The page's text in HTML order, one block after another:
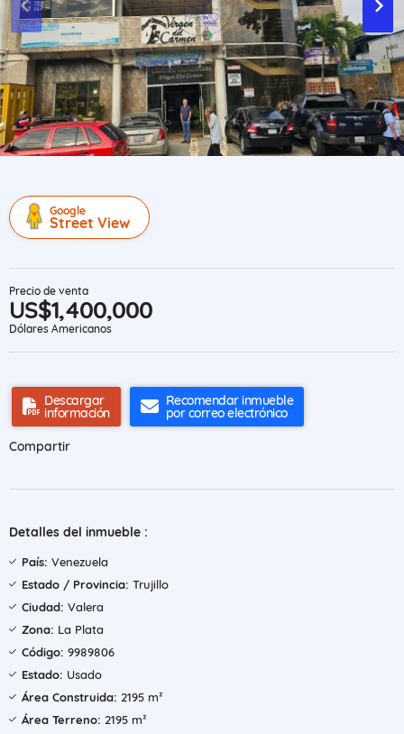
Google
Street View
Precio de venta
US$1,400,000
Dólares Americanos
Descargar
información
Recomendar inmueble
por correo electrónico
Compartir
Detalles del inmueble :
País: Venezuela
Estado / Provincia: Trujillo
Ciudad: Valera
Zona: La Plata
Código: 9989806
Estado: Usado
Área Construida: 2195 m²
Área Terreno: 2195 m²